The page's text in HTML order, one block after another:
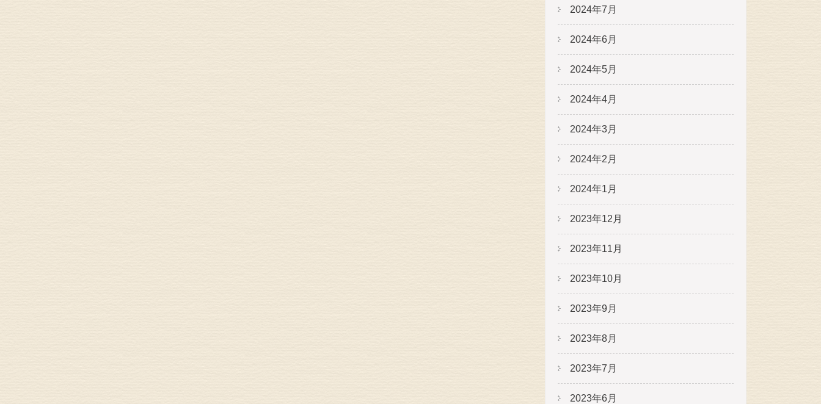
2024年7月
2024年6月
2024年5月
2024年4月
2024年3月
2024年2月
2024年1月
2023年12月
2023年11月
2023年10月
2023年9月
2023年8月
2023年7月
2023年6月